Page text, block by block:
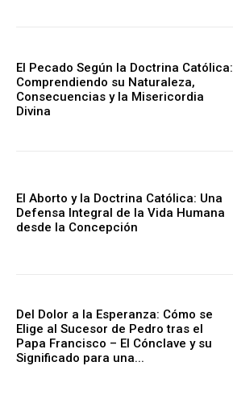
El Pecado Según la Doctrina Católica:
Comprendiendo su Naturaleza,
Consecuencias y la Misericordia
Divina
El Aborto y la Doctrina Católica: Una
Defensa Integral de la Vida Humana
desde la Concepción
Del Dolor a la Esperanza: Cómo se
Elige al Sucesor de Pedro tras el
Papa Francisco – El Cónclave y su
Significado para una...